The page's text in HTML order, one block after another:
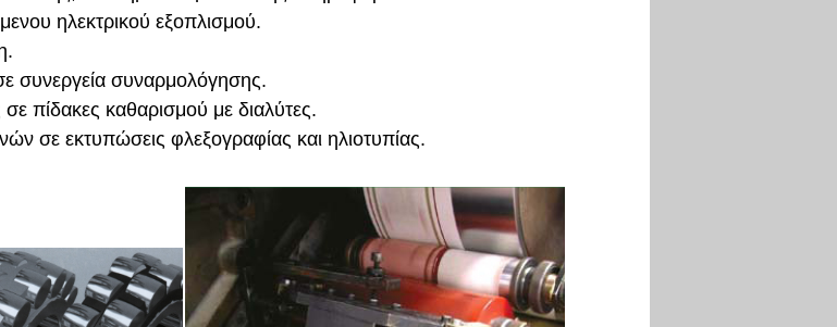
ηλεκτρικού εξοπλισμού.
συνεργεία συναρμολόγησης.
πίδακες καθαρισμού με διαλύτες.
σε εκτυπώσεις φλεξογραφίας και ηλιοτυπίας.